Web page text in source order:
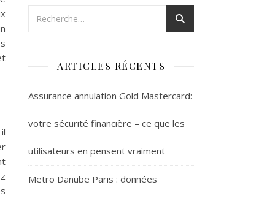
ARTICLES RÉCENTS
Assurance annulation Gold Mastercard:
votre sécurité financière – ce que les
utilisateurs en pensent vraiment
Metro Danube Paris : données